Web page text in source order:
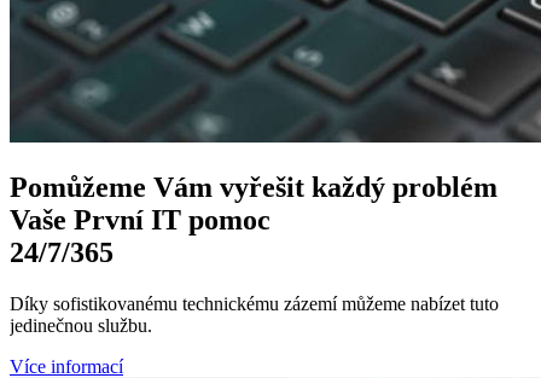
Pomůžeme Vámvyřešit každý problém
Vaše PrvníIT pomoc
24/7/365
Díky sofistikovanému technickému zázemí můžeme nabízet tuto
jedinečnou službu.
Více informací